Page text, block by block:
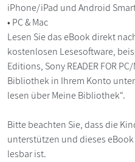
iPhone/iPad und Android
• PC & Mac
Lesen Sie das eBook direkt
kostenlosen Lesesoftware,
Editions, Sony READER FOR
Bibliothek in Ihrem Konto
lesen über Meine Bibliothek“.
Bitte beachten Sie, dass die
unterstützen und dieses
lesbar ist.